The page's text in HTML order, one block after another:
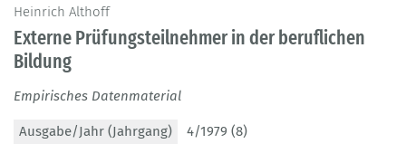
Heinrich Althoff
Externe Prüfungsteilnehmer in der beruflichen
Bildung
Empirisches Datenmaterial
Ausgabe/Jahr (Jahrgang)
4/1979 (8)